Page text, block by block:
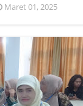
Maret 01, 2025